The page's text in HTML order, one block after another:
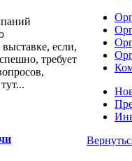
если,
требует